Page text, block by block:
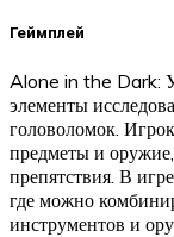
Геймплей
Alone in the Dark: У
элементы
головоломок.
предметы и
препятствия. В
где можно
инструментов и